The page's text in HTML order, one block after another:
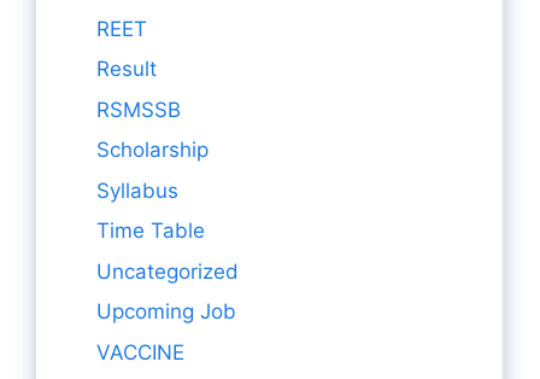
REET
Result
RSMSSB
Scholarship
Syllabus
Time Table
Uncategorized
Upcoming Job
VACCINE